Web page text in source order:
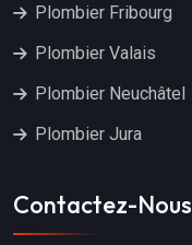
Plombier Fribourg
Plombier Valais
Plombier Neuchâtel
Plombier Jura
Contactez-Nous